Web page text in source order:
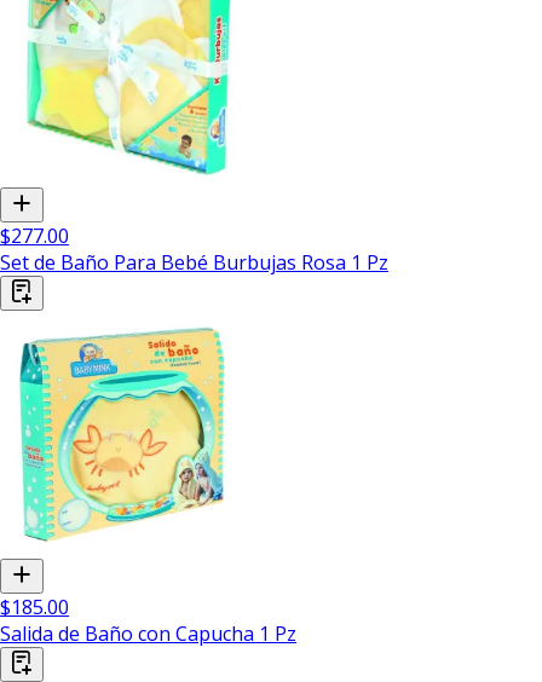
$277.00
Set de Baño Para Bebé Burbujas Rosa 1 Pz
$185.00
Salida de Baño con Capucha 1 Pz